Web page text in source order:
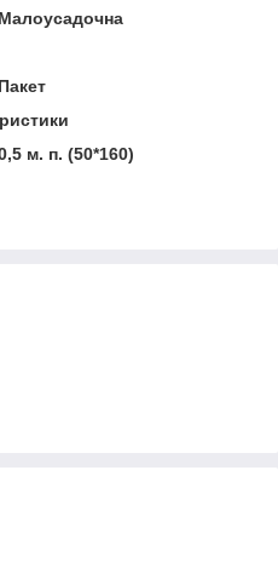
Малоусадочна
Пакет
м. п. (50*160)